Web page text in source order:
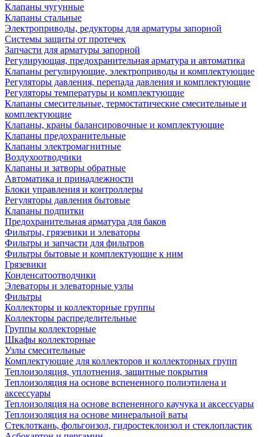
Клапаны чугунные
Клапаны стальные
Электроприводы, редукторы для арматуры запорной
Системы защиты от протечек
Запчасти для арматуры запорной
Регулирующая, предохранительная арматура и автоматика
Клапаны регулирующие, электроприводы и комплектующие
Регуляторы давления, перепада давления и комплектующие
Регуляторы температуры и комплектующие
Клапаны смесительные, термостатические смесительные и
комплектующие
Клапаны, краны балансировочные и комплектующие
Клапаны предохранительные
Клапаны электромагнитные
Воздухоотводчики
Клапаны и затворы обратные
Автоматика и принадлежности
Блоки управления и контроллеры
Регуляторы давления бытовые
Клапаны подпитки
Предохранительная арматура для баков
Фильтры, грязевики и элеваторы
Фильтры и запчасти для фильтров
Фильтры бытовые и комплектующие к ним
Грязевики
Конденсатоотводчики
Элеваторы и элеваторные узлы
Фильтры
Коллекторы и коллекторные группы
Коллекторы распределительные
Группы коллекторные
Шкафы коллекторные
Узлы смесительные
Комплектующие для коллекторов и коллекторных групп
Теплоизоляция, уплотнения, защитные покрытия
Теплоизоляция на основе вспененного полиэтилена и
аксессуары
Теплоизоляция на основе вспененного каучука и аксессуары
Теплоизоляция на основе минеральной ваты
Стеклоткань, фольгоизол, гидростеклоизол и стеклопластик